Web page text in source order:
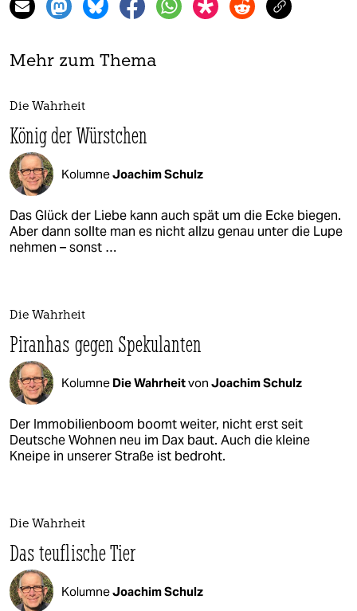
Mehr zum Thema
Die Wahrheit
König der Würstchen
KolumneJoachim Schulz
Das Glück der Liebe kann auch spät um die Ecke biegen.
Aber dann sollte man es nicht allzu genau unter die Lupe
nehmen – sonst …
Die Wahrheit
Piranhas gegen Spekulanten
Kolumne Die Wahrheitvon Joachim Schulz
Der Immobilienboom boomt weiter, nicht erst seit
Deutsche Wohnen neu im Dax baut. Auch die kleine
Kneipe in unserer Straße ist bedroht.
Die Wahrheit
Das teuflische Tier
KolumneJoachim Schulz